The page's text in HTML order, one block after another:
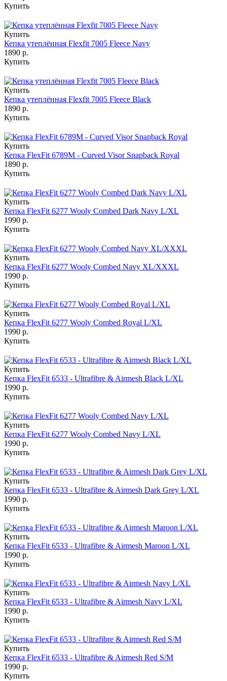
Купить
Купить
Кепка утеплённая Flexfit 7005 Fleece Navy
1890 р.
Купить
Купить
Кепка утеплённая Flexfit 7005 Fleece Black
1890 р.
Купить
Купить
Кепка FlexFit 6789M - Curved Visor Snapback Royal
1890 р.
Купить
Купить
Кепка FlexFit 6277 Wooly Combed Dark Navy L/XL
1990 р.
Купить
Купить
Кепка FlexFit 6277 Wooly Combed Navy XL/XXXL
1990 р.
Купить
Купить
Кепка FlexFit 6277 Wooly Combed Royal L/XL
1990 р.
Купить
Купить
Кепка FlexFit 6533 - Ultrafibre & Airmesh Black L/XL
1990 р.
Купить
Купить
Кепка FlexFit 6277 Wooly Combed Navy L/XL
1990 р.
Купить
Купить
Кепка FlexFit 6533 - Ultrafibre & Airmesh Dark Grey L/XL
1990 р.
Купить
Купить
Кепка FlexFit 6533 - Ultrafibre & Airmesh Maroon L/XL
1990 р.
Купить
Купить
Кепка FlexFit 6533 - Ultrafibre & Airmesh Navy L/XL
1990 р.
Купить
Купить
Кепка FlexFit 6533 - Ultrafibre & Airmesh Red S/M
1990 р.
Купить